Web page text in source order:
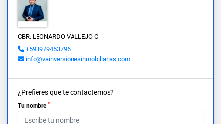
CBR. LEONARDO VALLEJO C
+593979453796
info@vainversionesinmobiliarias.com
¿Prefieres que te contactemos?
Tu nombre *